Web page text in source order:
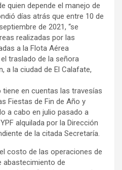
quien depende el manejo de
días atrás que entre 10 de
de 2021, “se
realizadas por las
a la Flota Aérea
traslado de la señora
a la ciudad de El Calafate,
tiene en cuentas las travesías
Fiestas de Fin de Año y
a cabo en julio pasado a
alquilada por la Dirección
de la citada Secretaría.
costo de las operaciones de
abastecimiento de